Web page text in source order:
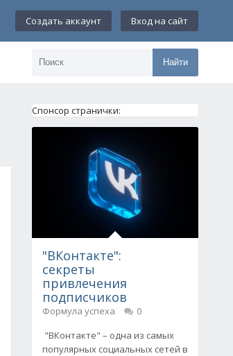
Создать аккаунт Вход на сайт
Найти
Спонсор странички:
"ВКонтакте":
секреты
привлечения
подписчиков
Формула успеха
0
"ВКонтакте" – одна из самых
популярных социальных сетей в